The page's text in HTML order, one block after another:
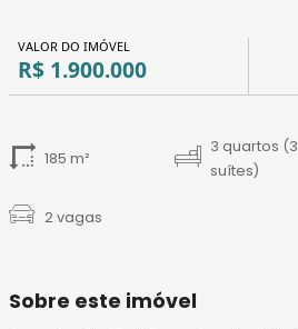
VALOR DO IMÓVEL
R$ 1.900.000
185 m²
3 quartos (3
suítes)
2 vagas
Sobre este imóvel